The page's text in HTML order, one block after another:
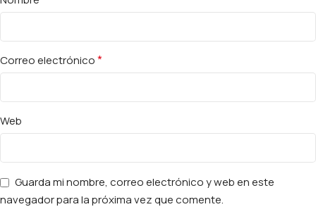
Correo electrónico*
Web
Guarda mi nombre, correo electrónico y web en este
navegador para la próxima vez que comente.